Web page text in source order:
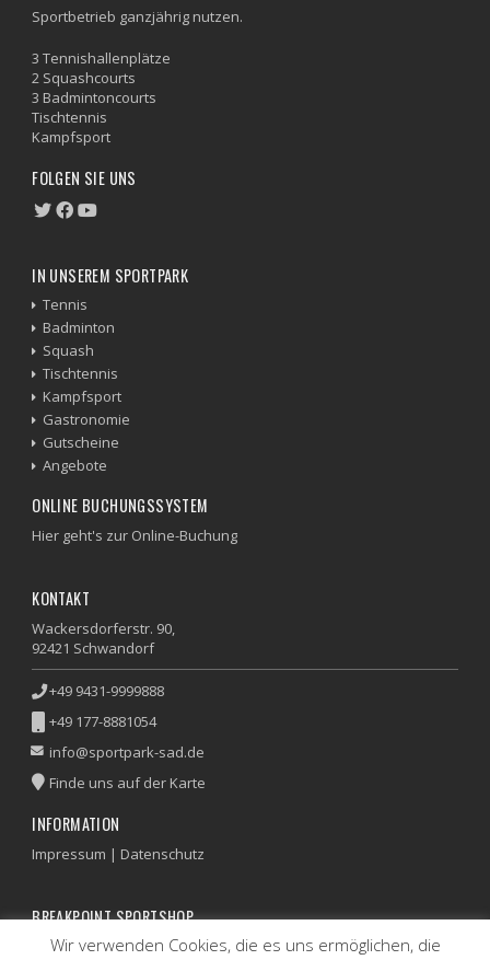
Sportbetrieb ganzjährig nutzen.
3 Tennishallenplätze
2 Squashcourts
3 Badmintoncourts
Tischtennis
Kampfsport
FOLGEN SIE UNS
IN UNSEREM SPORTPARK
Tennis
Badminton
Squash
Tischtennis
Kampfsport
Gastronomie
Gutscheine
Angebote
ONLINE BUCHUNGSSYSTEM
Hier geht's zur Online-Buchung
KONTAKT
Wackersdorferstr. 90,
92421 Schwandorf
+49 9431-9999888
+49 177-8881054
info@sportpark-sad.de
Finde uns auf der Karte
INFORMATION
Impressum | Datenschutz
BREAKPOINT SPORTSHOP
Artikel und Besaitungsservice nur auf Anfrage
Wir verwenden Cookies, die es uns ermöglichen, die